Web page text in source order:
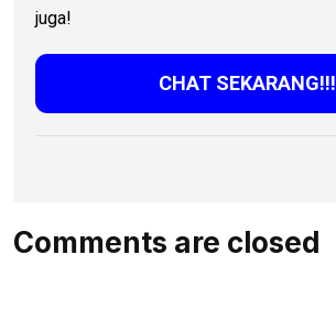
juga!
CHAT SEKARANG!!!
Comments are closed